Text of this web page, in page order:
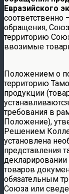
Евразийского
соответственно
обращения,
территорию
ввозимые
Положением о
территорию
продукции
требования в
Положение),
Решением
установлена
представления
товаров
обязательным
Союза или